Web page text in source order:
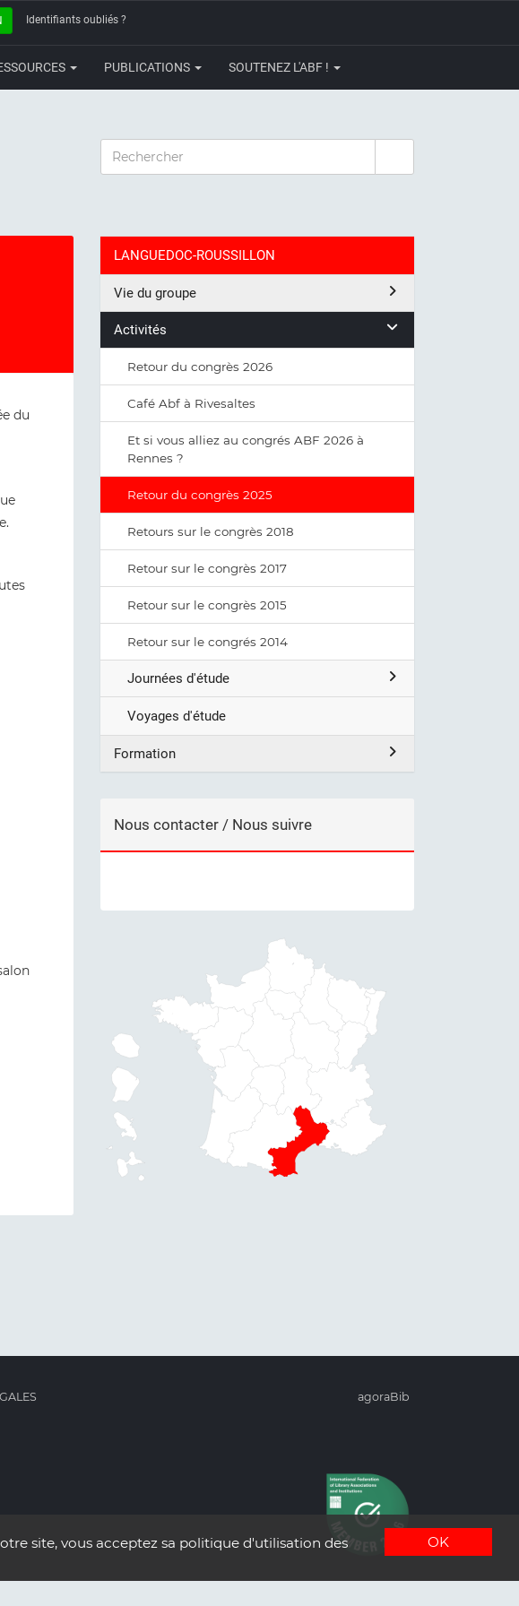
OK
site, vous acceptez sa politique d'utilisation des
Identifiants oubliés ?
PUBLICATIONS SOUTENEZ L'ABF !
RECHERCHER
du
LANGUEDOC-ROUSSILLON
Vie du groupe
Activités
Retour du congrès 2026
Café Abf à Rivesaltes
Et si vous alliez au congrés ABF 2026 à
Rennes ?
Retour du congrès 2025
Retours sur le congrès 2018
Retour sur le congrès 2017
Retour sur le congrès 2015
Retour sur le congrés 2014
Journées d'étude
Voyages d'étude
Formation
Nous contacter / Nous suivre
agoraBib